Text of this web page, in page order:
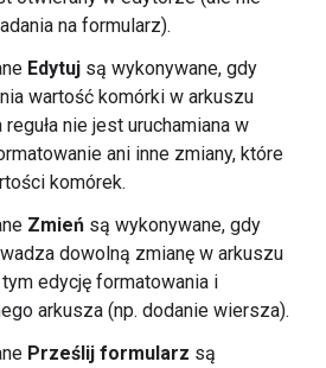
na formularz).
Edytuj są wykonywane, gdy
wartość komórki w arkuszu
reguła nie jest uruchamiana w
ani inne zmiany, które
komórek.
Zmień są wykonywane, gdy
dowolną zmianę w arkuszu
edycję formatowania i
arkusza (np. dodanie wiersza).
Prześlij formularz są